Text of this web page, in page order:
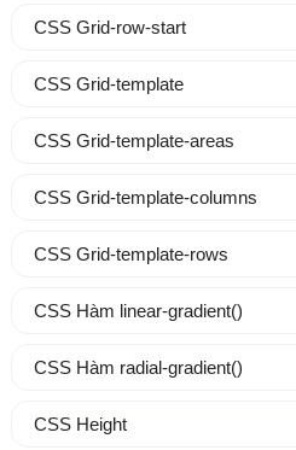
CSS Grid-row-start
CSS Grid-template
CSS Grid-template-areas
CSS Grid-template-columns
CSS Grid-template-rows
CSS Hàm linear-gradient()
CSS Hàm radial-gradient()
CSS Height